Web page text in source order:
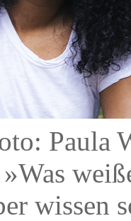
Paula
wissen